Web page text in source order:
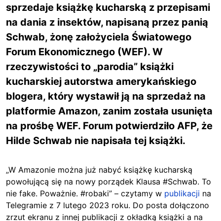
sprzedaje książkę kucharską z przepisami
na dania z insektów, napisaną przez panią
Schwab, żonę założyciela Światowego
Forum Ekonomicznego (WEF). W
rzeczywistości to „parodia” książki
kucharskiej autorstwa amerykańskiego
blogera, który wystawił ją na sprzedaż na
platformie Amazon, zanim została usunięta
na prośbę WEF. Forum potwierdziło AFP, że
Hilde Schwab nie napisała tej książki.
„W Amazonie można już nabyć książkę kucharską
powołującą się na nowy porządek Klausa #Schwab. To
nie fake. Poważnie. #robaki” – czytamy w publikacji na
Telegramie z 7 lutego 2023 roku. Do posta dołączono
zrzut ekranu z innej publikacji z okładką książki a na